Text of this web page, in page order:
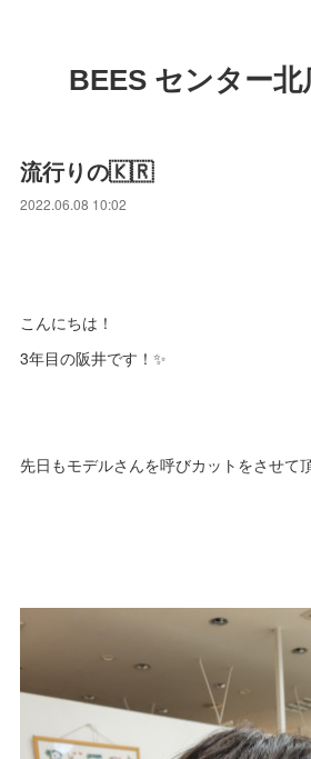
BEES センター
流行りの🇰🇷
2022.06.08 10:02
こんにちは！
3年目の阪井です！✨
先日もモデルさんを呼びカットをさせて